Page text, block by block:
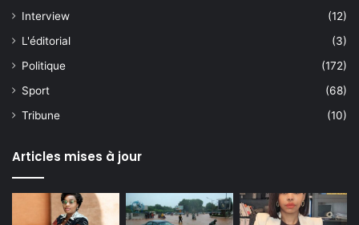
Interview
(12)
L'éditorial
(3)
Politique
(172)
Sport
(68)
Tribune
(10)
Articles mises à jour